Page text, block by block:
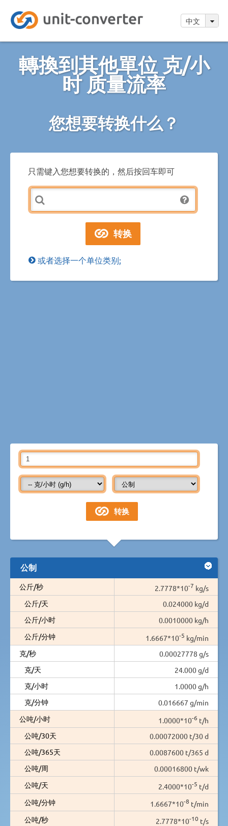
中文
轉換到其他單位 克/小
时 质量流率
您想要转换什么？
只需键入您想要转换的，然后按回车即可
或者选择一个单位类别;
公制
公斤/秒 2.7778*10-7 kg/s
公斤/天
0.024000 kg/d
公斤/小时
0.0010000 kg/h
公斤/分钟
1.6667*10-5 kg/min
克/秒
0.00027778 g/s
克/天
24.000 g/d
克/小时
1.0000 g/h
克/分钟
0.016667 g/min
公吨/小时
1.0000*10-6 t/h
公吨/30天
0.00072000 t/30 d
公吨/365天
0.0087600 t/365 d
公吨/周
0.00016800 t/wk
公吨/天
2.4000*10-5 t/d
公吨/分钟
1.6667*10-8 t/min
公吨/秒
2.7778*10-10 t/s